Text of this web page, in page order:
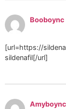
Booboync
[url=https://
sildenafil[/url]
Amyboync